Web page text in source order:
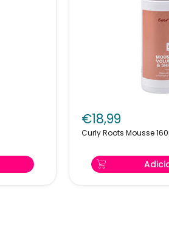
Roots
Mousse
160ml
€18,99
Curly Roots Mousse